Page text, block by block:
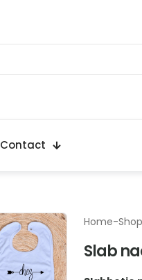
Contact
Home-Shop
Slab